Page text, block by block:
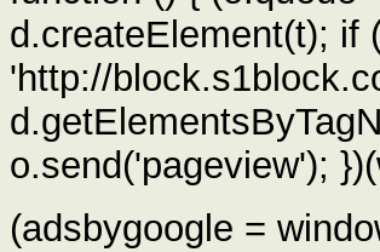
d.createElement(t); if
'http://
o.send('pageview');
(adsbygoogle =